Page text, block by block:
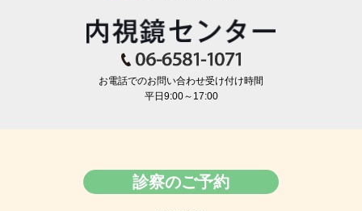
お電話でのお問い合わせ受け付け時間
平日9:00～17:00
診察のご予約